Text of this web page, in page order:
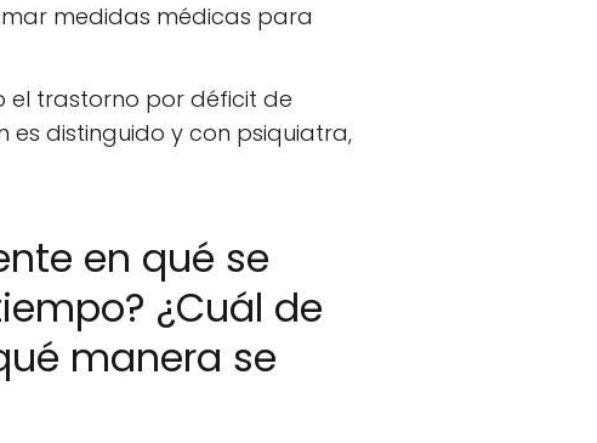
medidas médicas para
el trastorno por déficit de
es distinguido y con psiquiatra,
en qué se
¿Cuál de
manera se